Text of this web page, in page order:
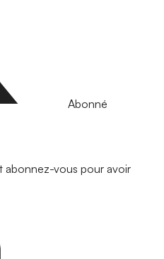
Abonné
abonnez-vous pour avoir